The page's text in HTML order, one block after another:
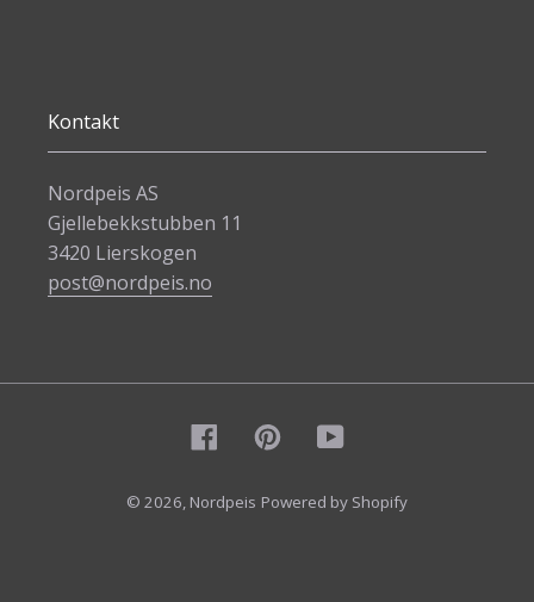
Kontakt
Nordpeis AS
Gjellebekkstubben 11
3420 Lierskogen
post@nordpeis.no
FacebookPinterestYouTube
© 2026, Nordpeis Powered by Shopify